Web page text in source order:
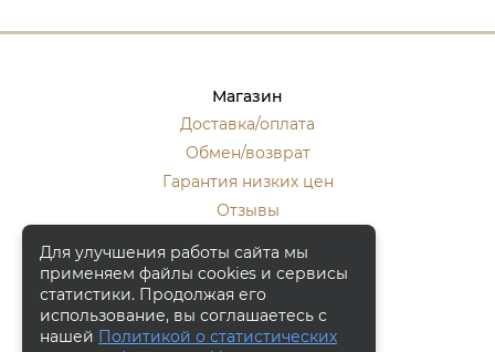
Магазин
Доставка/оплата
Обмен/возврат
Гарантия низких цен
Отзывы
Контакты
Москва, ул. Кулакова 20, к.1.
+7 (916) 133-50-10
Для улучшения работы сайта мы
применяем файлы cookies и сервисы
статистики. Продолжая его
использование, вы соглашаетесь с
нашей Политикой о статистических